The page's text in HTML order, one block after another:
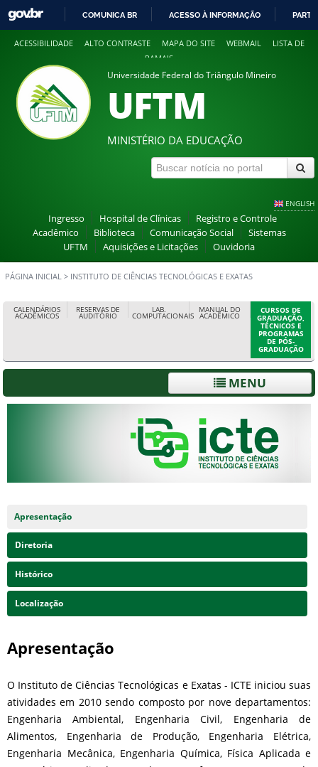
COMUNICA BR ACESSO À INFORMAÇÃO
ACESSIBILIDADE ALTO CONTRASTE MAPA DO SITE WEBMAIL
LISTA DE
RAMAIS
Universidade Federal do Triângulo Mineiro
UFTM
MINISTÉRIO DA EDUCAÇÃO
ENGLISH
Ingresso Hospital de Clínicas
Registro e Controle
Acadêmico
Biblioteca Comunicação Social
Sistemas
UFTM
Aquisições e Licitações Ouvidoria
PÁGINA INICIAL > INSTITUTO DE CIÊNCIAS TECNOLÓGICAS E EXATAS
CALENDÁRIOS
ACADÊMICOS
RESERVAS DE
AUDITÓRIO
LAB.
COMPUTACIONAIS
MANUAL DO
ACADÊMICO
CURSOS DE
GRADUAÇÃO,
TÉCNICOS E
PROGRAMAS
DE PÓS-
GRADUAÇÃO
MENU
Apresentação
Diretoria
Histórico
Localização
Apresentação
O Instituto de Ciências Tecnológicas e Exatas - ICTE iniciou suas
atividades em 2010 sendo composto por nove departamentos:
Engenharia Ambiental, Engenharia Civil, Engenharia de
Alimentos, Engenharia de Produção, Engenharia Elétrica,
Engenharia Mecânica, Engenharia Química, Física Aplicada e